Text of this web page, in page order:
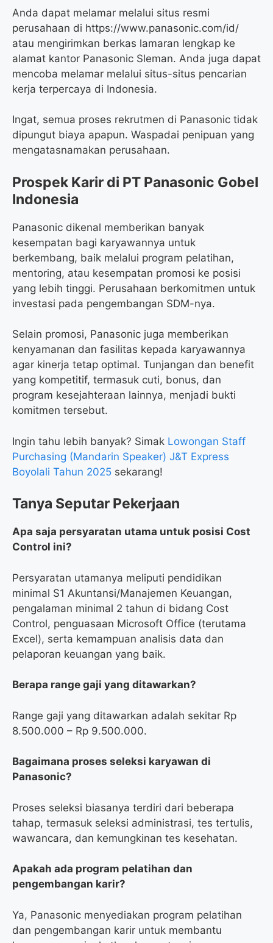
Anda dapat melamar melalui situs resmi
perusahaan di https://www.panasonic.com/id/
atau mengirimkan berkas lamaran lengkap ke
alamat kantor Panasonic Sleman. Anda juga dapat
mencoba melamar melalui situs-situs pencarian
kerja terpercaya di Indonesia.
Ingat, semua proses rekrutmen di Panasonic tidak
dipungut biaya apapun. Waspadai penipuan yang
mengatasnamakan perusahaan.
Prospek Karir di PT Panasonic Gobel
Indonesia
Panasonic dikenal memberikan banyak
kesempatan bagi karyawannya untuk
berkembang, baik melalui program pelatihan,
mentoring, atau kesempatan promosi ke posisi
yang lebih tinggi. Perusahaan berkomitmen untuk
investasi pada pengembangan SDM-nya.
Selain promosi, Panasonic juga memberikan
kenyamanan dan fasilitas kepada karyawannya
agar kinerja tetap optimal. Tunjangan dan benefit
yang kompetitif, termasuk cuti, bonus, dan
program kesejahteraan lainnya, menjadi bukti
komitmen tersebut.
Ingin tahu lebih banyak? Simak Lowongan Staff
Purchasing (Mandarin Speaker) J&T Express
Boyolali Tahun 2025 sekarang!
Tanya Seputar Pekerjaan
Apa saja persyaratan utama untuk posisi Cost
Control ini?
Persyaratan utamanya meliputi pendidikan
minimal S1 Akuntansi/Manajemen Keuangan,
pengalaman minimal 2 tahun di bidang Cost
Control, penguasaan Microsoft Office (terutama
Excel), serta kemampuan analisis data dan
pelaporan keuangan yang baik.
Berapa range gaji yang ditawarkan?
Range gaji yang ditawarkan adalah sekitar Rp
8.500.000 – Rp 9.500.000.
Bagaimana proses seleksi karyawan di
Panasonic?
Proses seleksi biasanya terdiri dari beberapa
tahap, termasuk seleksi administrasi, tes tertulis,
wawancara, dan kemungkinan tes kesehatan.
Apakah ada program pelatihan dan
pengembangan karir?
Ya, Panasonic menyediakan program pelatihan
dan pengembangan karir untuk membantu